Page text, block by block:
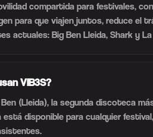
compartida para festivales,
para que viajen juntos, reduce el
actuales: Big Ben Lleida, Shark y
VIB3S?
(Lleida), la segunda discoteca
disponible para cualquier